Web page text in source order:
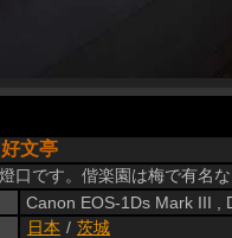
文亭
口です。偕楽園は梅で有名
Canon EOS-1Ds Mark III ,
日本 / 茨城